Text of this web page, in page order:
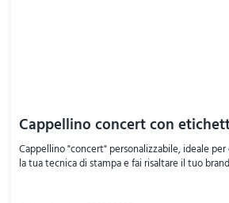
Cappellino concert con
Cappellino "concert" personalizzabile, ideale
la tua tecnica di stampa e fai risaltare il tuo